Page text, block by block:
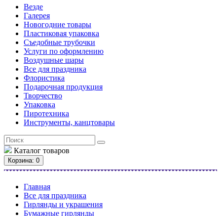
Везде
Галерея
Новогодние товары
Пластиковая упаковка
Съедобные трубочки
Услуги по оформлению
Воздушные шары
Все для праздника
Флористика
Подарочная продукция
Творчество
Упаковка
Пиротехника
Инструменты, канцтовары
Каталог товаров
Корзина: 0
Главная
Все для праздника
Гирлянды и украшения
Бумажные гирлянды